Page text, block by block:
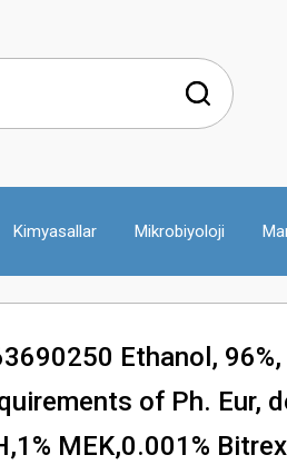
Kimyasallar Mikrobiyoloji
Ethanol,
of Ph. Eur,
MEK,0.001%